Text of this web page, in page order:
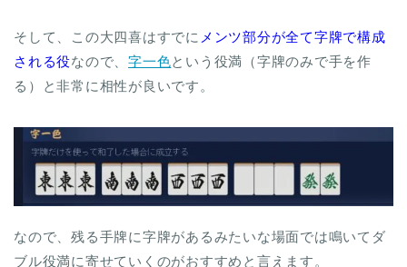
そして、この大四喜はすでに メンツ部分が全て字牌で構成
される役なので、字一色という役満（字牌のみで手を作
る）と非常に相性が良いです。
なので、残る手牌に字牌があるみたいな場面では鳴いてダ
ブル役満に寄せていくのがおすすめと言えます。